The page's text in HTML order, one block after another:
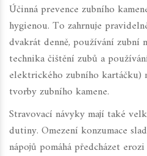
Účinná prevence zubního
hygienou. To zahrnuje
dvakrát denně, používání zubní
technika čištění zubů a
elektrického zubního kartáčku)
tvorby zubního kamene.
Stravovací návyky mají také
dutiny. Omezení konzumace
nápojů pomáhá předcházet